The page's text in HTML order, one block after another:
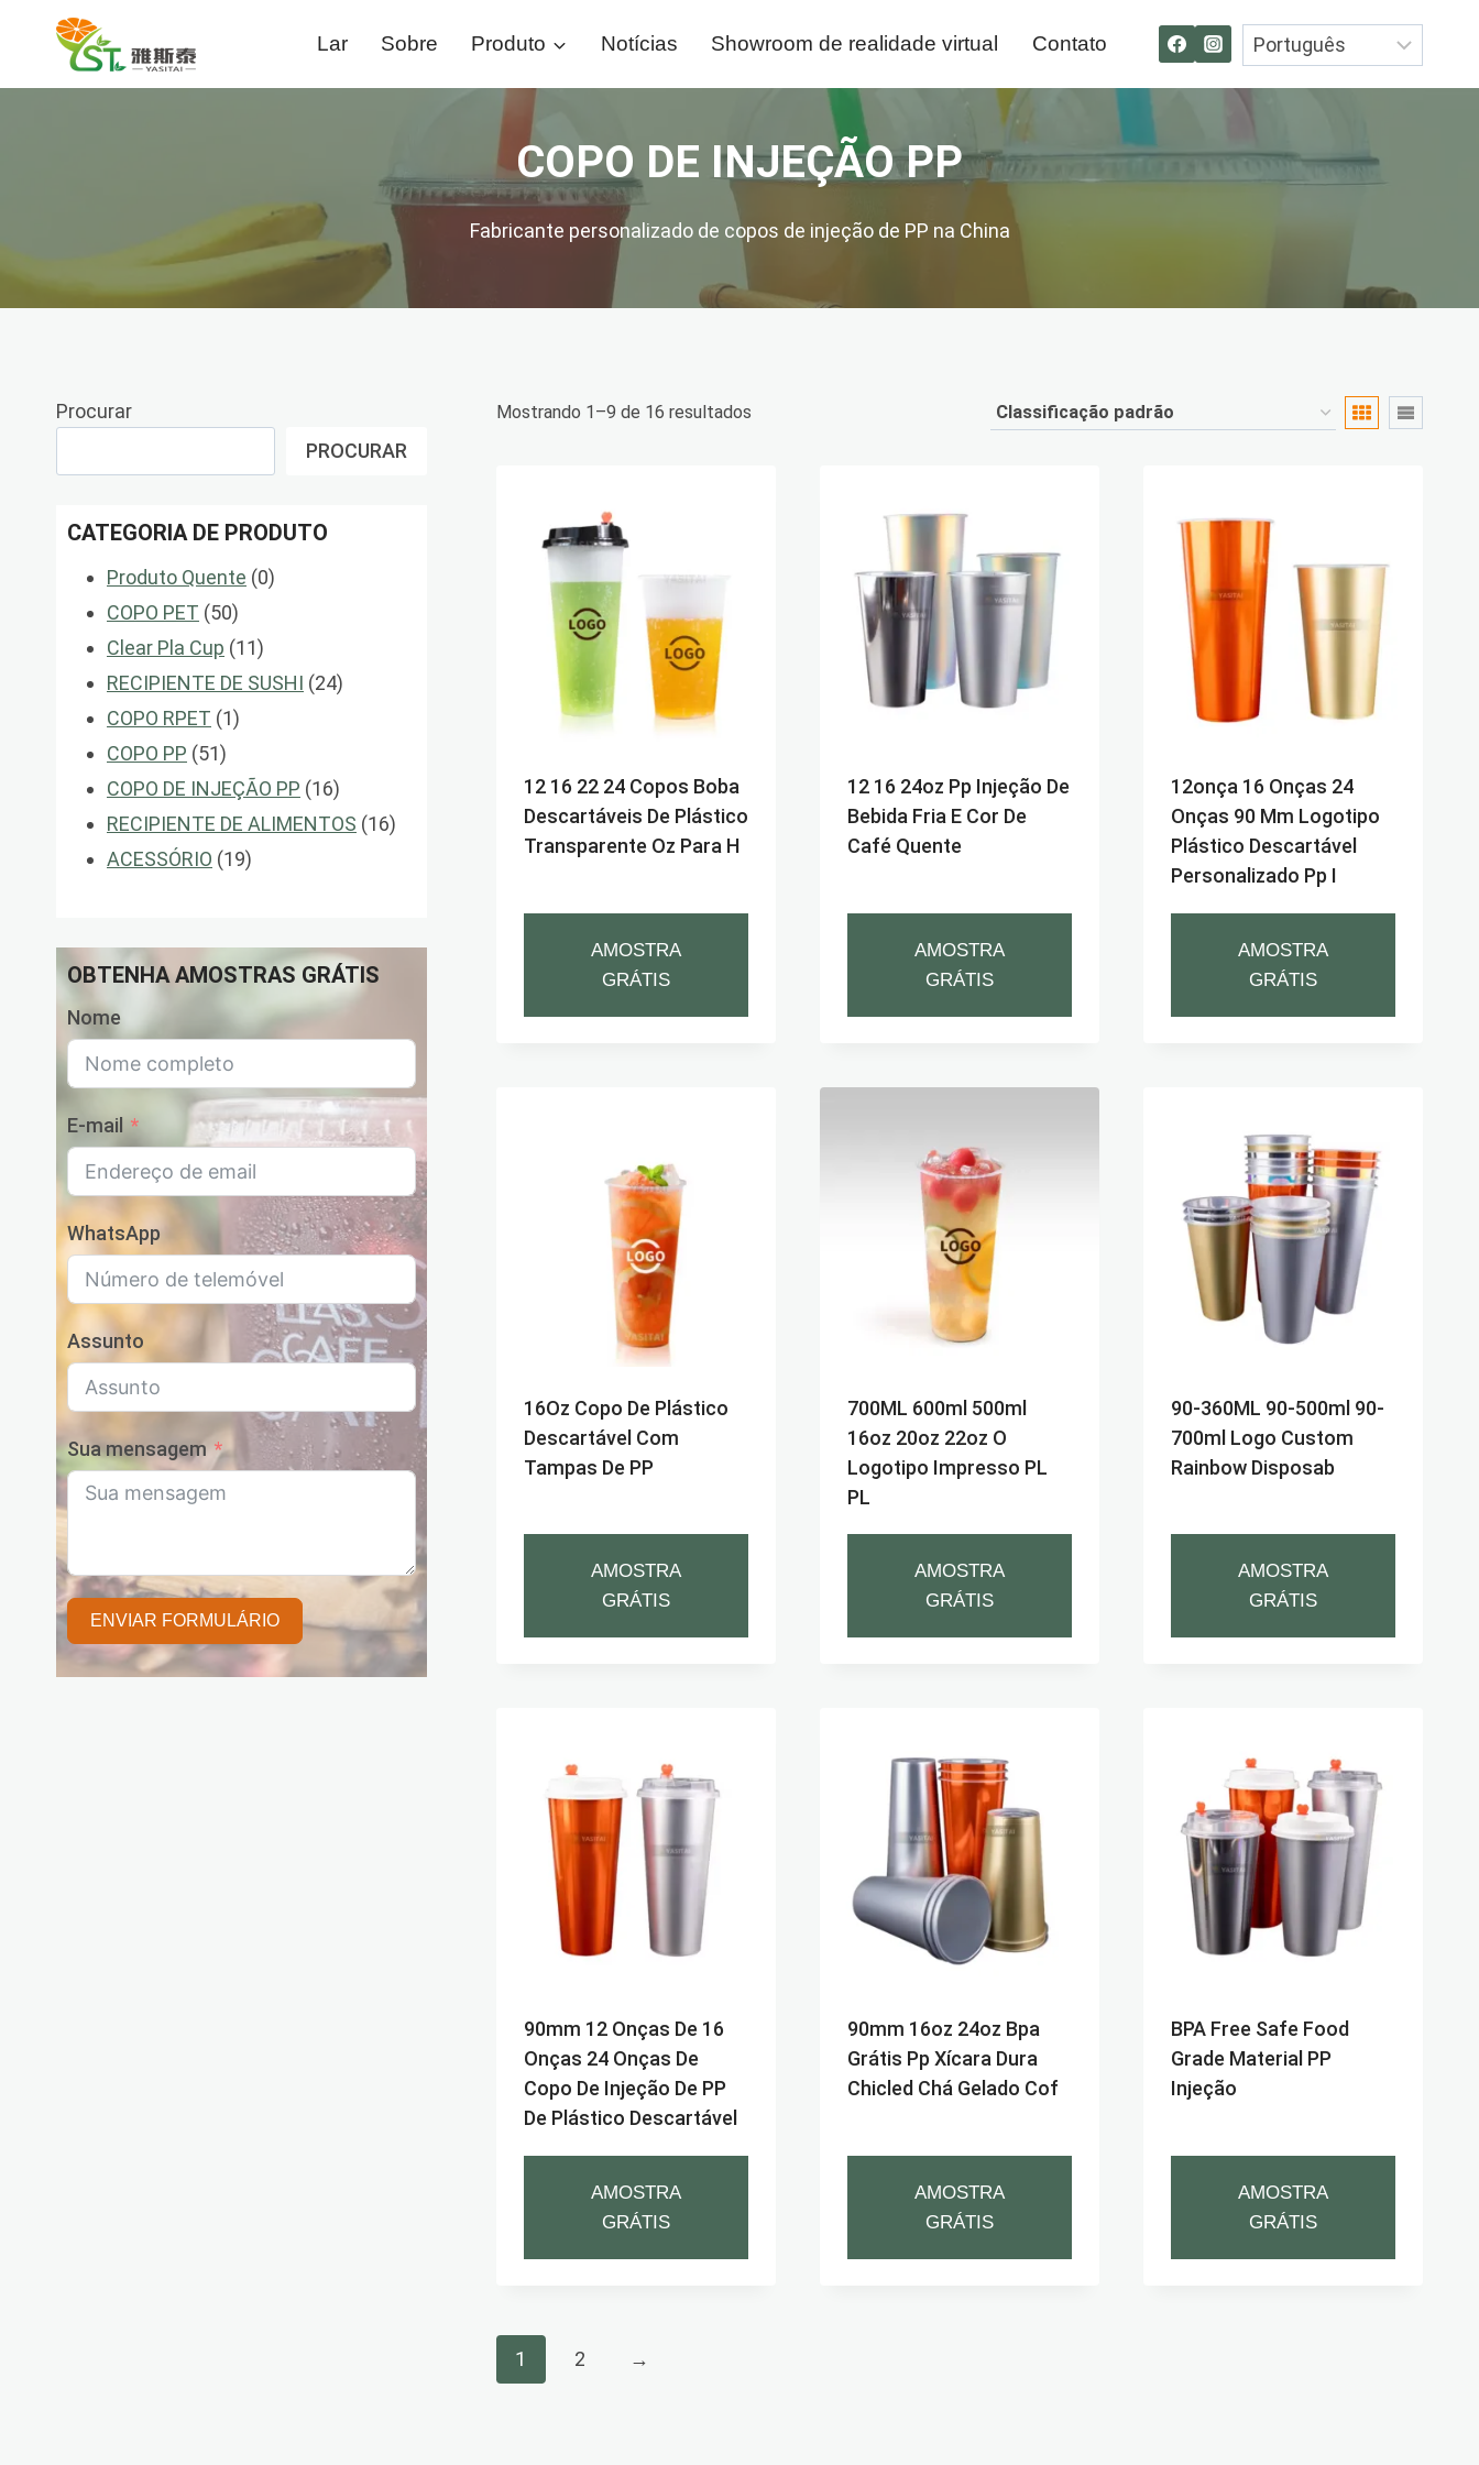
Lar Sobre Produto Notícias Showroom de realidade virtual Contato
COPO DE INJEÇÃO PP
Fabricante personalizado de copos de injeção de PP na China
Mostrando 1–9 de 16 resultados
12 16 22 24 Copos Boba
Descartáveis ​​de Plástico
Transparente Oz Para H
AMOSTRA
GRÁTIS
12 16 24oz Pp Injeção De
Bebida Fria E Cor De
Café Quente
AMOSTRA
GRÁTIS
12onça 16 Onças 24
Onças 90 Mm Logotipo
Plástico Descartável
Personalizado Pp I
AMOSTRA
GRÁTIS
16Oz Copo De Plástico
Descartável Com
Tampas De PP
AMOSTRA
GRÁTIS
700ML 600ml 500ml
16oz 20oz 22oz O
Logotipo Impresso PL
PL
AMOSTRA
GRÁTIS
90-360ML 90-500ml 90-
700ml Logo Custom
Rainbow Disposab
AMOSTRA
GRÁTIS
90mm 12 Onças De 16
Onças 24 Onças De
Copo De Injeção De PP
De Plástico Descartável
AMOSTRA
GRÁTIS
90mm 16oz 24oz Bpa
Grátis Pp Xícara Dura
Chicled Chá Gelado Cof
AMOSTRA
GRÁTIS
BPA Free Safe Food
Grade Material PP
Injeção
AMOSTRA
GRÁTIS
1 2 →
Procurar
PROCURAR
CATEGORIA DE PRODUTO
Produto Quente 00
COPO PET 5050
produtos
Clear Pla Cup 1111
produtos
RECIPIENTE DE SUSHI 2424
COPO RPET 11
COPO PP 5151
produtos
COPO DE INJEÇÃO PP 1616
produtos
RECIPIENTE DE ALIMENTOS 1616
ACESSÓRIO 1919
OBTENHA AMOSTRAS GRÁTIS
Nome
E-mail
WhatsApp
Assunto
Sua mensagem
ENVIAR FORMULÁRIO